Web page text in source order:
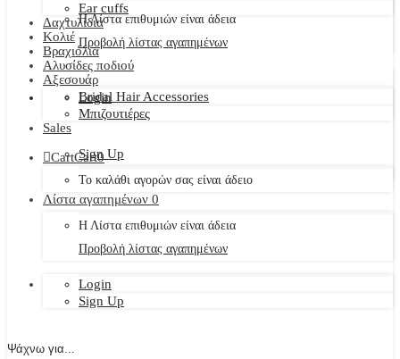
Η Λίστα επιθυμιών είναι άδεια
Προβολή λίστας αγαπημένων
Login
Sign Up
Ear cuffs
Δαχτυλίδια
Κολιέ
Βραχιόλια
Αλυσίδες ποδιού
Αξεσουάρ
Bridal Hair Accessories
Μπιζουτιέρες
Sales
CartCart0
Το καλάθι αγορών σας είναι άδειο
Λίστα αγαπημένων 0
Η Λίστα επιθυμιών είναι άδεια
Προβολή λίστας αγαπημένων
Login
Sign Up